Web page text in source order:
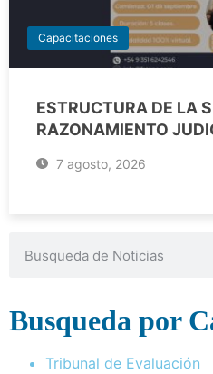
Capacitaciones
ESTRUCTURA DE LA
RAZONAMIENTO
7 agosto, 2026
Busqueda por
Tribunal de Evaluación